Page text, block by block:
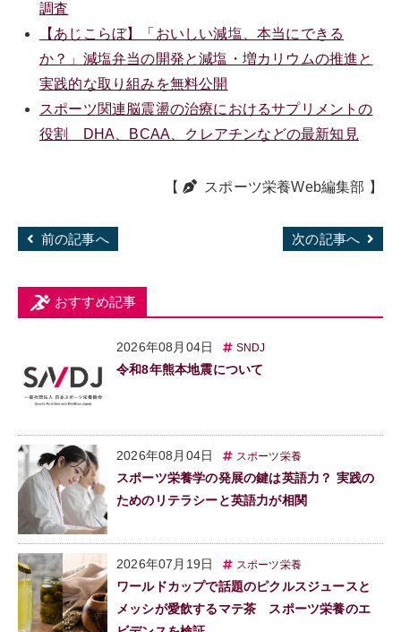
調査
【あじこらぼ】「おいしい減塩、本当にできる
か？」減塩弁当の開発と減塩・増カリウムの推進と
実践的な取り組みを無料公開
スポーツ関連脳震盪の治療におけるサプリメントの
役割 DHA、BCAA、クレアチンなどの最新知見
【 スポーツ栄養Web編集部 】
前の記事へ 次の記事へ
おすすめ記事
2026年08月04日 SNDJ
令和8年熊本地震について
2026年08月04日 スポーツ栄養
スポーツ栄養学の発展の鍵は英語力？ 実践の
ためのリテラシーと英語力が相関
2026年07月19日 スポーツ栄養
ワールドカップで話題のピクルスジュースと
メッシが愛飲するマテ茶 スポーツ栄養のエ